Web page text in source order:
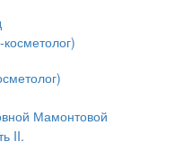
Мамонтовой